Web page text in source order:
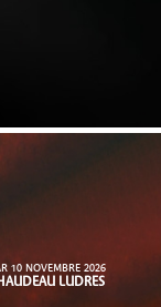
10 NOVEMBRE 2026
LUDRES